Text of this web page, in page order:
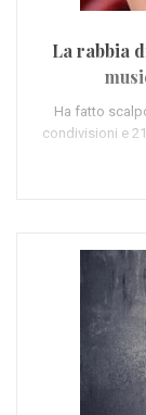
La rabbia
Ha fatto
condivisioni e